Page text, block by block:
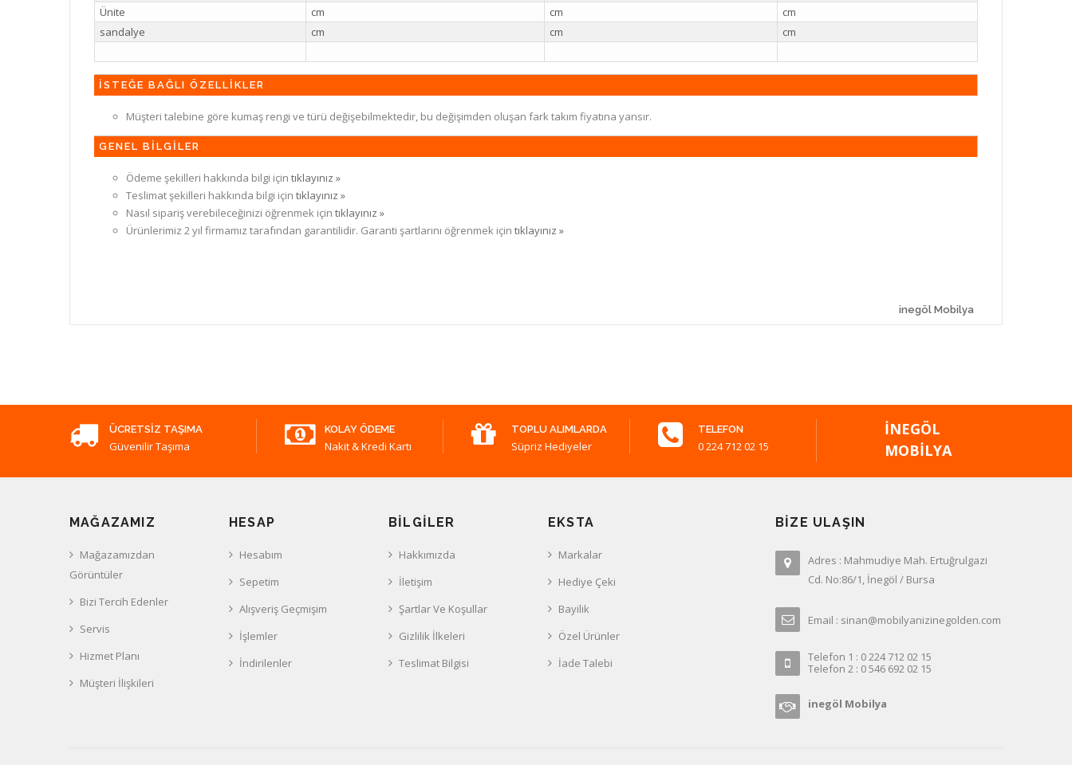
Ünite
cm cm
cm
sandalye
cm cm cm
İSTEĞE BAĞLI ÖZELLİKLER
Müşteri talebine göre kumaş rengi ve türü değişebilmektedir, bu değişimden oluşan fark takım fiyatına yansır.
GENEL BİLGİLER
Ödeme şekilleri hakkında bilgi için tıklayınız »
Teslimat şekilleri hakkında bilgi için tıklayınız »
Nasıl sipariş verebileceğinizi öğrenmek için tıklayınız »
Ürünlerimiz 2 yıl firmamız tarafından garantilidir. Garanti şartlarını öğrenmek için tıklayınız »
inegöl Mobilya
ÜCRETSIZ TAŞIMA
Güvenilir Taşıma
KOLAY ÖDEME
Nakit & Kredi Kartı
TOPLU ALIMLARDA
Süpriz Hediyeler
TELEFON
0 224 712 02 15
İNEGÖL
MOBILYA
MAĞAZAMIZ
Mağazamızdan
Görüntüler
Bizi Tercih Edenler
Servis
Hizmet Planı
Müşteri İlişkileri
HESAP
Hesabım
Sepetim
Alışveriş Geçmişim
İşlemler
İndirilenler
BILGILER
Hakkımızda
İletişim
Şartlar Ve Koşullar
Gizlilik İlkeleri
Teslimat Bilgisi
EKSTA
Markalar
Hediye Çeki
Bayilik
Özel Ürünler
İade Talebi
BIZE ULAŞIN
Adres : Mahmudiye Mah. Ertuğrulgazi
Cd. No:86/1, İnegöl / Bursa
Email : sinan@mobilyanizinegolden.com
Telefon 1 : 0 224 712 02 15
Telefon 2 : 0 546 692 02 15
inegöl Mobilya